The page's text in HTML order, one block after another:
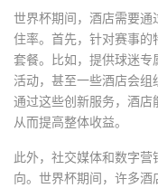
世界杯期间，酒店需要通
住率。首先，针对赛事的
套餐。比如，提供球迷
活动，甚至一些酒店会组
通过这些创新服务，酒店
从而提高整体收益。
此外，社交媒体和数字
向。世界杯期间，许多